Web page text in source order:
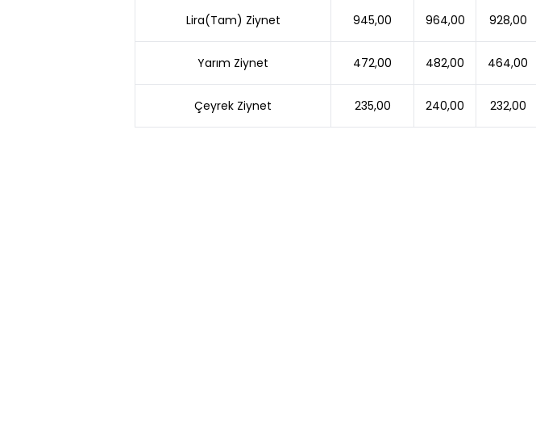
Lira(Tam) Ziynet 945,00 964,00 928,00
Yarım Ziynet 472,00 482,00 464,00
Çeyrek Ziynet 235,00 240,00 232,00